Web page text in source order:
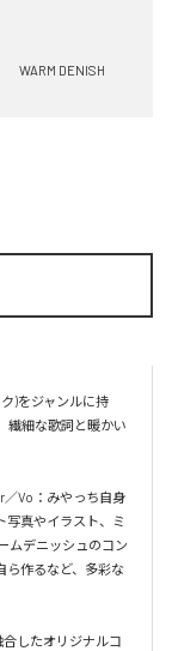
WARM DENISH
)をジャンルに持
繊細な歌詞と暖かい
／Vo：みやっち自身
写真やイラスト、ミ
ムデニッシュのコン
ら作るなど、多彩な
したオリジナルコ